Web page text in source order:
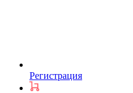
Регистрация